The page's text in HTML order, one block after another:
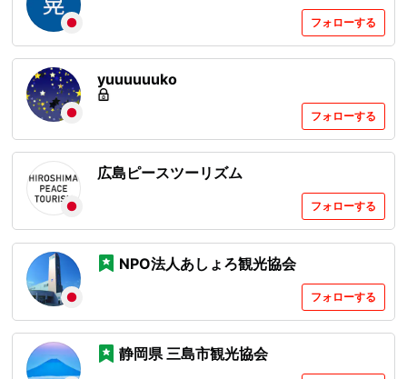
フォローする
yuuuuuuko
フォローする
広島ピースツーリズム
フォローする
NPO法人あしょろ観光協会
フォローする
静岡県 三島市観光協会